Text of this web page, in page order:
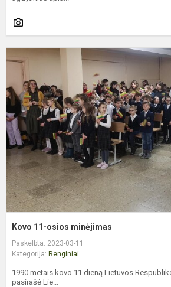
Kovo 11-osios minėjimas
Paskelbta: 2023-03-11
Kategorija: Renginiai
1990 metais kovo 11 dieną Lietuvos
pasirašė Lie...